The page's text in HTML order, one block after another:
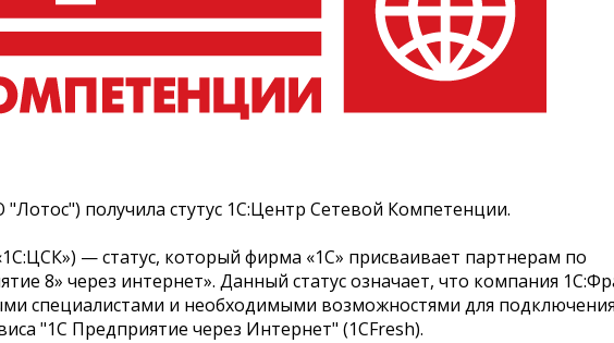
получила стутус 1С:Центр Сетевой Компетенции.
— статус, который фирма «1С» присваивает партнерам по
8» через интернет». Данный статус означает, что компания
специалистами и необходимыми возможностями для
"1С Предприятие через Интернет" (1CFresh).